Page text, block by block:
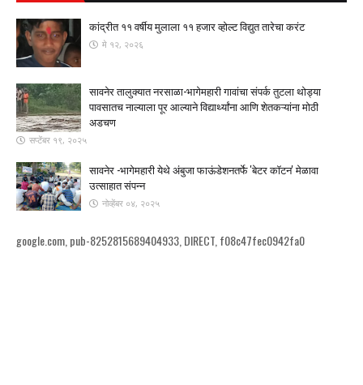
कांद्रीत ११ वर्षीय मुलाला ११ हजार व्होल्ट विद्युत तारेचा करंट
मे १२, २०२६
सावनेर तालुक्यात नरसाळा-भागेमहारी गावांचा संपर्क तुटला ​थोड्या
पावसातच नाल्याला पूर आल्याने विद्यार्थ्यांना आणि शेतकऱ्यांना मोठी
अडचण
सप्टेंबर १९, २०२५
सावनेर -भागेमहारी येथे अंबुजा फाऊंडेशनतर्फे 'बेटर कॉटन' मेळावा
उत्साहात संपन्न
नोव्हेंबर ०४, २०२५
google.com, pub-8252815689404933, DIRECT, f08c47fec0942fa0